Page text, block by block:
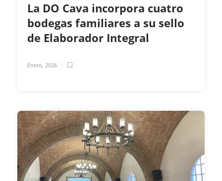
La DO Cava incorpora cuatro
bodegas familiares a su sello
de Elaborador Integral
Enero, 2026